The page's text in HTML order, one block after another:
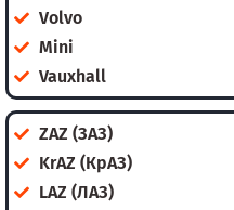
Volvo
Mini
Vauxhall
ZAZ (ЗАЗ)
KrAZ (КрАЗ)
LAZ (ЛАЗ)